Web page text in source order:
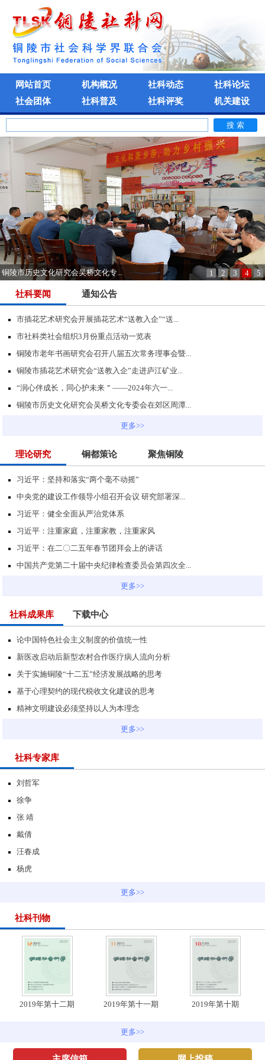
网站首页 机构概况 社科动态
社科论坛
社会团体
社科普及 社科评奖 机关建设
铜陵市历史文化研究会吴桥文化专... 1 2 3 4 5
社科要闻 通知公告
市插花艺术研究会开展插花艺术“送教入企”“送...
市社科类社会组织3月份重点活动一览表
铜陵市老年书画研究会召开八届五次常务理事会暨...
铜陵市插花艺术研究会“送教入企”走进庐江矿业...
“润心伴成长，同心护未来＂——2024年六一...
铜陵市历史文化研究会吴桥文化专委会在郊区周潭...
更多>>
理论研究 铜都策论 聚焦铜陵
习近平：坚持和落实“两个毫不动摇”
中央党的建设工作领导小组召开会议 研究部署深...
习近平：健全全面从严治党体系
习近平：注重家庭，注重家教，注重家风
习近平：在二〇二五年春节团拜会上的讲话
中国共产党第二十届中央纪律检查委员会第四次全...
更多>>
社科成果库 下载中心
论中国特色社会主义制度的价值统一性
新医改启动后新型农村合作医疗病人流向分析
关于实施铜陵“十二五”经济发展战略的思考
基于心理契约的现代税收文化建设的思考
精神文明建设必须坚持以人为本理念
更多>>
社科专家库
刘哲军
徐争
张 靖
戴倩
汪春成
杨虎
更多>>
社科刊物
2019年第十二期 2019年第十一期 2019年第十期
更多>>